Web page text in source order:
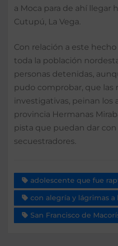
a Moca para de ahí llegar
Cutupú, La Vega.
Con relación a este
toda la población
personas detenidas,
pudo comprobar, que las
investigativas, peinan los
provincia Hermanas
pista que puedan dar con
secuestradores.
adolescente que fue
con alegría y lágrimas a
San Francisco de